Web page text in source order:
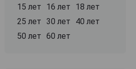
15 лет
16 лет
18 лет
25 лет 30 лет
40 лет
50 лет 60 лет